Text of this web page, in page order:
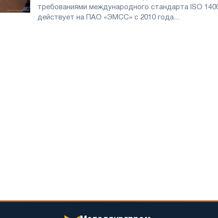
требованиями международного стандарта ISO
действует на ПАО «ЭМСС» с 2010 года....